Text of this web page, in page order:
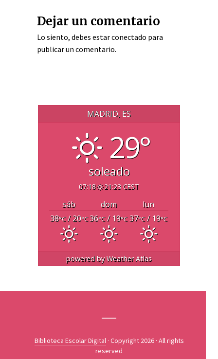
Dejar un comentario
Lo siento, debes estarconectado para
publicar un comentario.
MADRID, ES
29°
soleado
07:18 21:23 CEST
sáb dom
lun
38°C/ 20°C36°C/ 19°C 37°C/ 19°C
powered byWeather Atlas
Biblioteca Escolar Digital · Copyright 2026 · All rights
reserved